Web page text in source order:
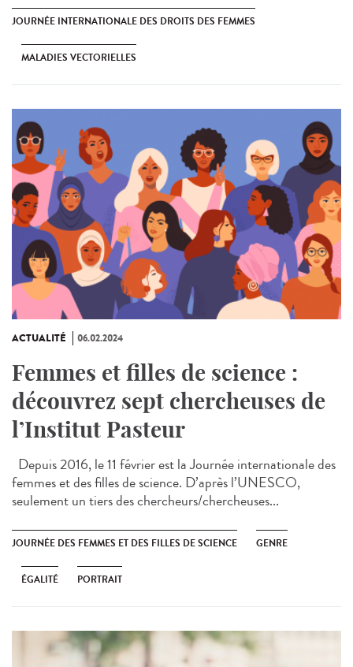
JOURNÉE INTERNATIONALE DES DROITS DES FEMMES
MALADIES VECTORIELLES
ACTUALITÉ 06.02.2024
Femmes et filles de science :
découvrez sept chercheuses de
l’Institut Pasteur
Depuis 2016, le 11 février est la Journée internationale des
femmes et des filles de science. D’après l’UNESCO,
seulement un tiers des chercheurs/chercheuses...
JOURNÉE DES FEMMES ET DES FILLES DE SCIENCE GENRE
ÉGALITÉ PORTRAIT